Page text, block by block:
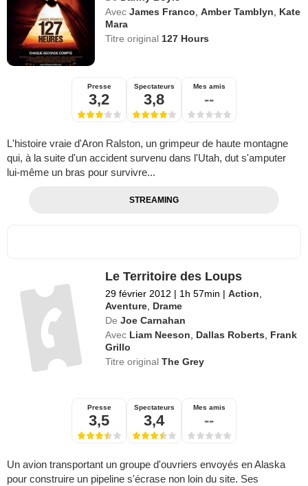
Avec James Franco,Amber Tamblyn, Kate
Mara
Titre original127 Hours
Presse
3,2
Spectateurs
3,8
Mes amis
--
L'histoire vraie d'Aron Ralston, un grimpeur de haute montagne
qui, à la suite d'un accident survenu dans l'Utah, dut s'amputer
lui-même un bras pour survivre...
STREAMING
Le Territoire des Loups
29 février 2012 | 1h 57min | Action,
Aventure, Drame
De Joe Carnahan
Avec Liam Neeson, Dallas Roberts, Frank
Grillo
Titre original The Grey
Presse
3,5
Spectateurs
3,4
Mes amis
--
Un avion transportant un groupe d'ouvriers envoyés en Alaska
pour construire un pipeline s'écrase non loin du site. Ses